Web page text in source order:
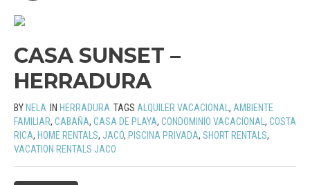
CASA SUNSET –
HERRADURA
BY NELA IN HERRADURA TAGS ALQUILER VACACIONAL , AMBIENTE
FAMILIAR, CABAÑA, CASA DE PLAYA, CONDOMINIO VACACIONAL , COSTA
RICA, HOME RENTALS, JACÓ, PISCINA PRIVADA, SHORT RENTALS,
VACATION RENTALS JACO